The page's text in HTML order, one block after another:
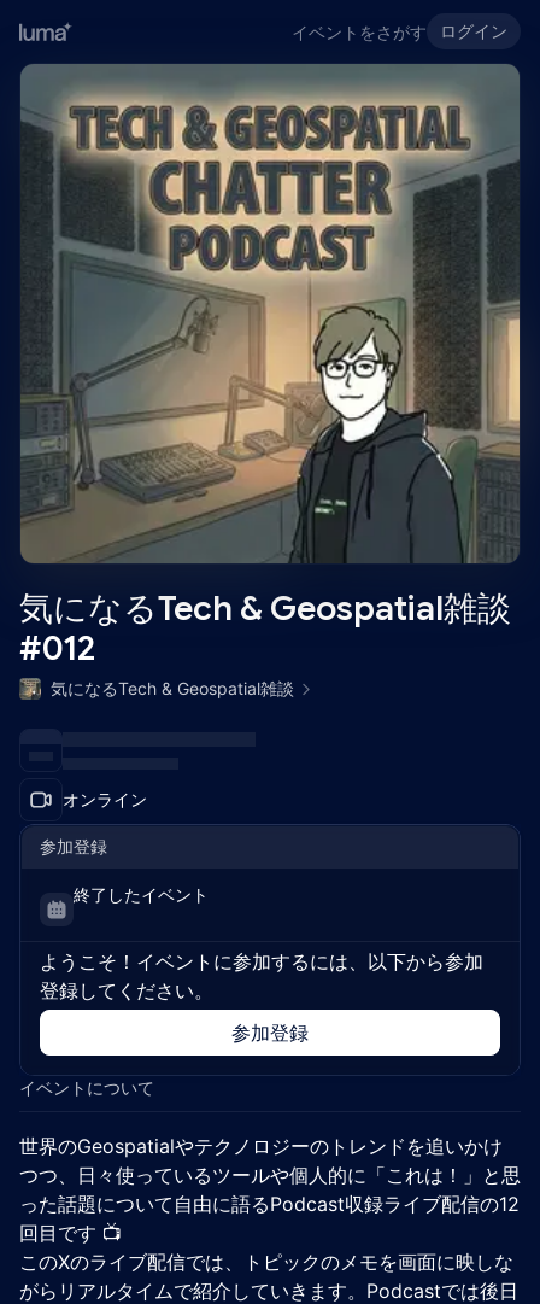
イベントをさがす ログイン
気になるTech & Geospatial雑談
#012
気になるTech & Geospatial雑談
オンライン
参加登録
終了したイベント
ようこそ！イベントに参加するには、以下から参加
登録してください。
参加登録
イベントについて
世界のGeospatialやテクノロジーのトレンドを追いかけ
つつ、日々使っているツールや個人的に「これは！」と思
った話題について自由に語るPodcast収録ライブ配信の12
回目です 📺️
このXのライブ配信では、トピックのメモを画面に映しな
がらリアルタイムで紹介していきます。Podcastでは後日